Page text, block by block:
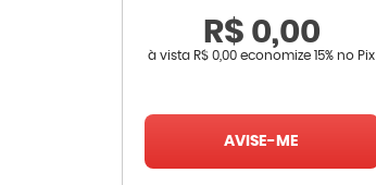
R$ 0,00
à vista R$ 0,00 economize15% no Pix
AVISE-ME